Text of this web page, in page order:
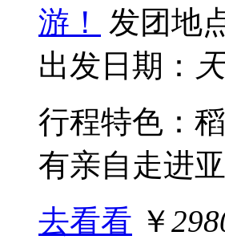
游！
发团地
出发日期：
行程特色：
有亲自走进
去看看 ￥